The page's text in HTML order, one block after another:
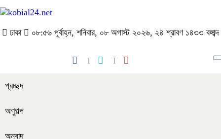
ঢাকা ০৮:৫৬ পূর্বাহ্ন, শনিবার, ০৮ অগাস্ট ২০২৬, ২৪ শ্রাবণ ১৪৩৩ বঙ্গাব্দ
প্রচ্ছদ
অণুগল্প
অনুবাদ